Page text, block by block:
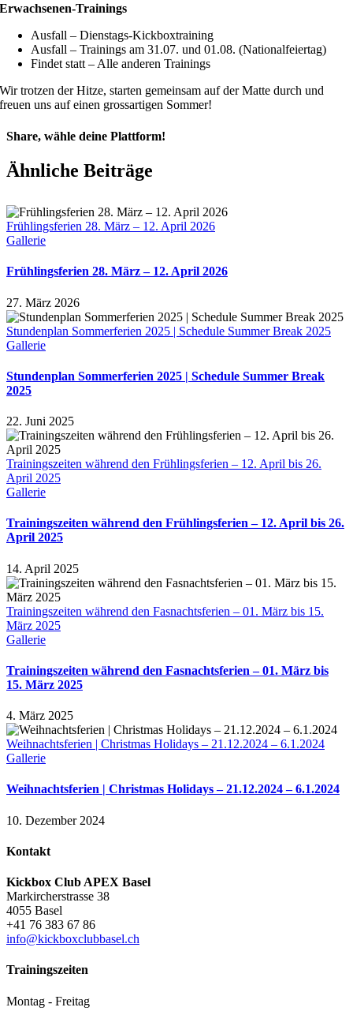
Erwachsenen-Trainings
Ausfall – Dienstags-Kickboxtraining
Ausfall – Trainings am 31.07. und 01.08. (Nationalfeiertag)
Findet statt – Alle anderen Trainings
Wir trotzen der Hitze, starten gemeinsam auf der Matte durch und
freuen uns auf einen grossartigen Sommer!
Share, wähle deine Plattform!
Facebook
X
Reddit
LinkedIn
Pinterest
E-
Mail
Ähnliche Beiträge
Frühlingsferien 28. März – 12. April 2026
Gallerie
Frühlingsferien 28. März – 12. April 2026
27. März 2026
Stundenplan Sommerferien 2025 | Schedule Summer Break 2025
Gallerie
Stundenplan Sommerferien 2025 | Schedule Summer Break
2025
22. Juni 2025
Trainingszeiten während den Frühlingsferien – 12. April bis 26.
April 2025
Gallerie
Trainingszeiten während den Frühlingsferien – 12. April bis 26.
April 2025
14. April 2025
Trainingszeiten während den Fasnachtsferien – 01. März bis 15.
März 2025
Gallerie
Trainingszeiten während den Fasnachtsferien – 01. März bis
15. März 2025
4. März 2025
Weihnachtsferien | Christmas Holidays – 21.12.2024 – 6.1.2024
Gallerie
Weihnachtsferien | Christmas Holidays – 21.12.2024 – 6.1.2024
10. Dezember 2024
Kontakt
Kickbox Club APEX Basel
Markircherstrasse 38
4055 Basel
+41 76 383 67 86
info@kickboxclubbasel.ch
Trainingszeiten
Montag - Freitag